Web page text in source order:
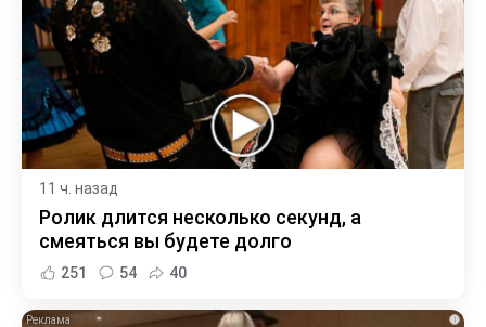
11 ч. назад
Ролик длится несколько секунд, а
смеяться вы будете долго
251 54 40
i